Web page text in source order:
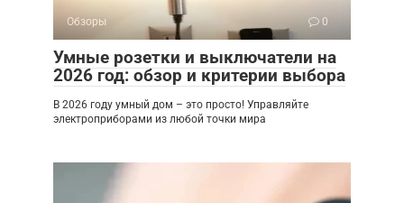
Обзоры 0
Умные розетки и выключатели на
2026 год: обзор и критерии выбора
В 2026 году умный дом – это просто! Управляйте
электроприборами из любой точки мира